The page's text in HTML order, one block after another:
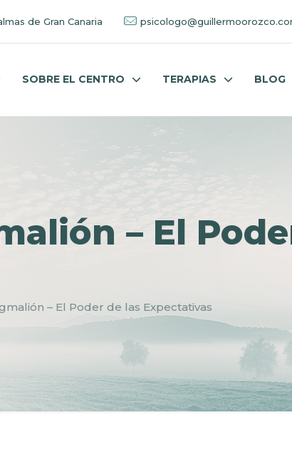
de Gran Canaria
SOBRE EL CENTRO TERAPIAS BLOG
– El
– El Poder de las Expectativas